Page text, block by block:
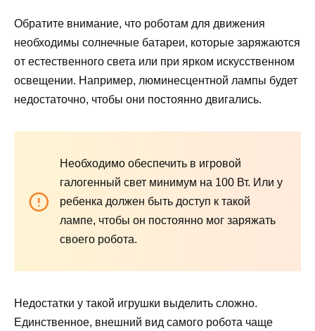
Обратите внимание, что роботам для движения
необходимы солнечные батареи, которые заряжаются
от естественного света или при ярком искусственном
освещении. Например, люминесцентной лампы будет
недостаточно, чтобы они постоянно двигались.
Необходимо обеспечить в игровой
галогенный свет минимум на 100 Вт. Или у
ребенка должен быть доступ к такой
лампе, чтобы он постоянно мог заряжать
своего робота.
Недостатки у такой игрушки выделить сложно.
Единственное, внешний вид самого робота чаще